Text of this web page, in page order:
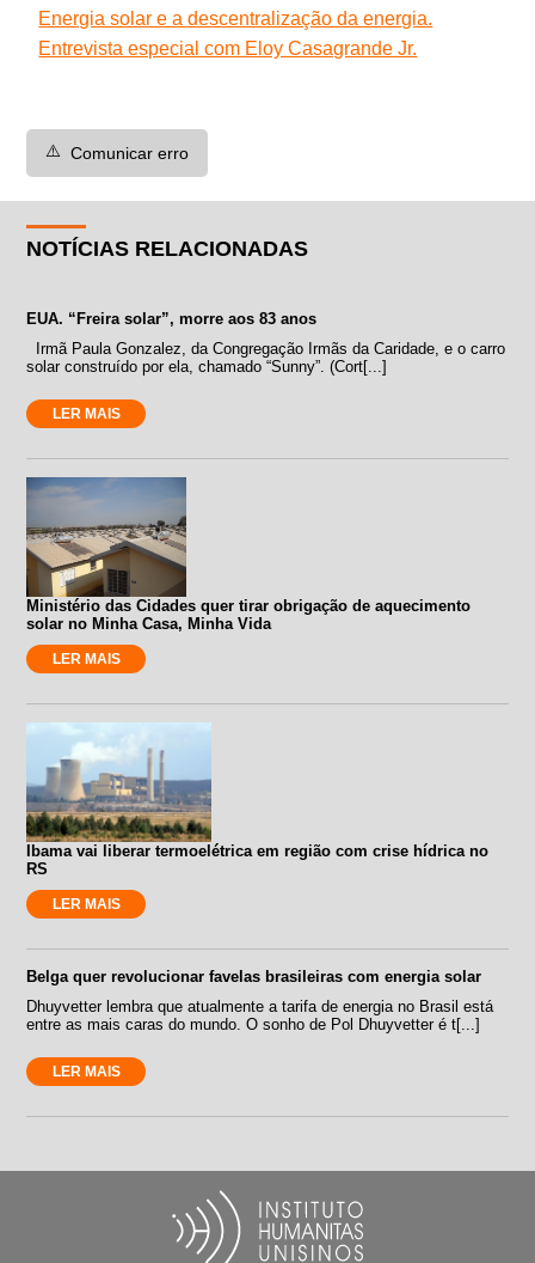
Energia solar e a descentralização da energia.
Entrevista especial com Eloy Casagrande Jr.
⚠️ Comunicar erro
NOTÍCIAS RELACIONADAS
EUA. “Freira solar”, morre aos 83 anos
Irmã Paula Gonzalez, da Congregação Irmãs da Caridade, e o carro
solar construído por ela, chamado “Sunny”. (Cort[...]
LER MAIS
Ministério das Cidades quer tirar obrigação de aquecimento
solar no Minha Casa, Minha Vida
LER MAIS
Ibama vai liberar termoelétrica em região com crise hídrica no
RS
LER MAIS
Belga quer revolucionar favelas brasileiras com energia solar
Dhuyvetter lembra que atualmente a tarifa de energia no Brasil está
entre as mais caras do mundo. O sonho de Pol Dhuyvetter é t[...]
LER MAIS